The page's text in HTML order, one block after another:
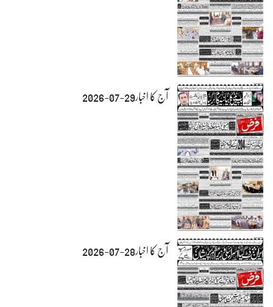
آج کا اخبار29-07-2026
آج کا اخبار28-07-2026